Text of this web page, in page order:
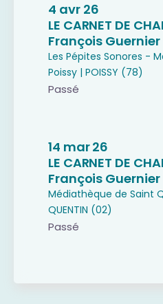
4 avr 26
LE CARNET DE
François Guernier
Les Pépites Sonores -
Poissy | POISSY (78)
Passé
14 mar 26
LE CARNET DE
François Guernier
Médiathèque de Saint
QUENTIN (02)
Passé